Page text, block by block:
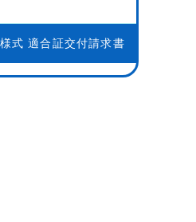
式 適合証交付請求書